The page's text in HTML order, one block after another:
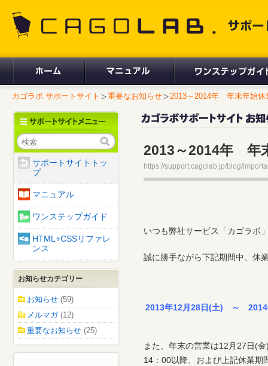
カゴラボ サポートサイト 重要なお知らせ 2013～2014年 年末年始休
2013～2014年 年
https://support.cagolab.jp/blog/
いつも弊社サービス「カゴラボ
誠に勝手ながら下記期間中、休
2013年12月28日(土) ～ 2014
また、年末の営業は12月27日(
14：00以降、および上記休業期
検索
サポートサイトトッ
プ
マニュアル
ワンステップガイド
HTML+CSSリファレ
ンス
お知らせカテゴリー
お知らせ (59)
メルマガ(12)
重要なお知らせ (25)